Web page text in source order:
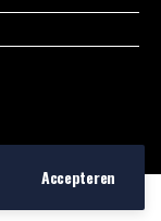
Accepteren